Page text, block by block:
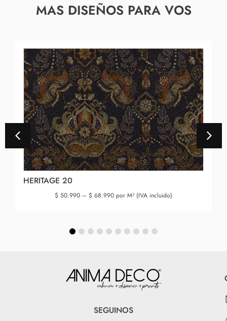
MAS DISEÑOS PARA VOS
HERITAGE 20
$ 50.990 – $ 68.990 por M² (IVA incluido)
SEGUINOS